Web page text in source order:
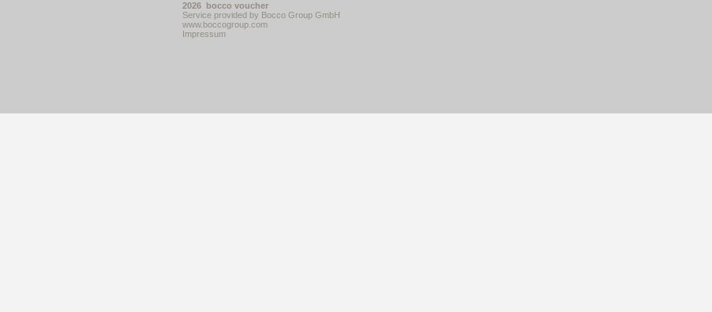
2026 bocco voucher
Service provided by Bocco Group GmbH
www.boccogroup.com
Impressum